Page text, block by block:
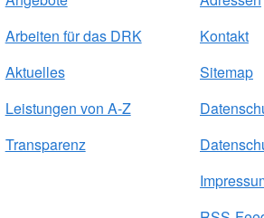
Arbeiten für das DRK
Aktuelles
Leistungen von A-Z
Transparenz
Kontakt
Sitemap